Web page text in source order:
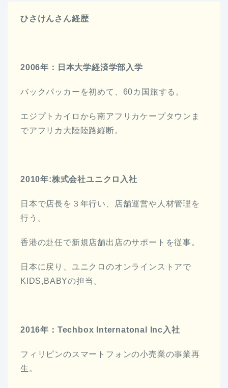
ひさけんさん経歴
2006年：日本大学経済学部入学
バックパッカーを初めて、60カ国旅する。
エジプトカイロから南アフリカケープタウンま
でアフリカ大陸陸路縦断。
2010年:株式会社ユニクロ入社
日本で店長を３年行い、店舗運営や人材管理を
行う。
香港の赴任で新規店舗出店のサポートを従事。
日本に戻り、ユニクロのオンラインストアで
KIDS,BABYの担当。
2016年：Techbox Internatonal Inc入社
フィリピンのスマートフォンの小売業の事業再
生。